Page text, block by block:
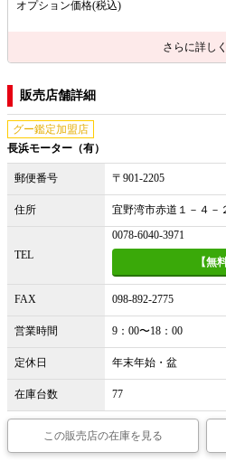
オプション価格(税込)
さらに詳しく
販売店舗詳細
グー鑑定加盟店
長浜モーター（有）
郵便番号 〒901-2205
住所 宜野湾市赤道１－４－
TEL
0078-6040-3971
【無
FAX 098-892-2775
営業時間 9：00〜18：00
定休日 年末年始・盆
在庫台数 77
この販売店の在庫を見る